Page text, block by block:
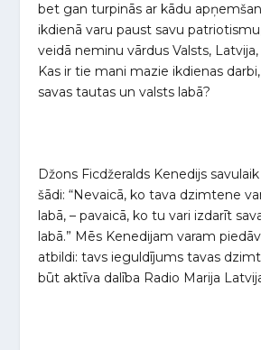
bet gan turpinās ar kādu
ikdienā varu paust savu
veidā neminu vārdus Valsts,
Kas ir tie mani mazie ikdienas
savas tautas un valsts labā?
Džons Ficdžeralds Kenedijs
šādi: “Nevaicā, ko tava dzimtene
labā, – pavaicā, ko tu vari izdarīt
labā.” Mēs Kenedijam varam
atbildi: tavs ieguldījums tavas
būt aktīva dalība Radio Marija